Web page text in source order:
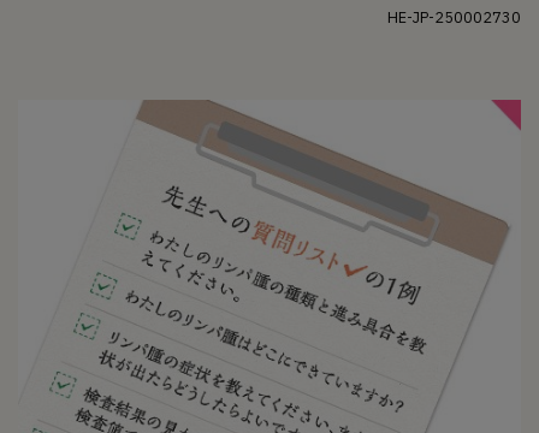
HE-JP-250002730